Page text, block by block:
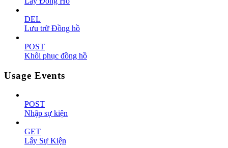
DEL
Lưu trữ Đồng hồ
POST
Khôi phục đồng hồ
Usage Events
POST
Nhập sự kiện
GET
Lấy Sự Kiện